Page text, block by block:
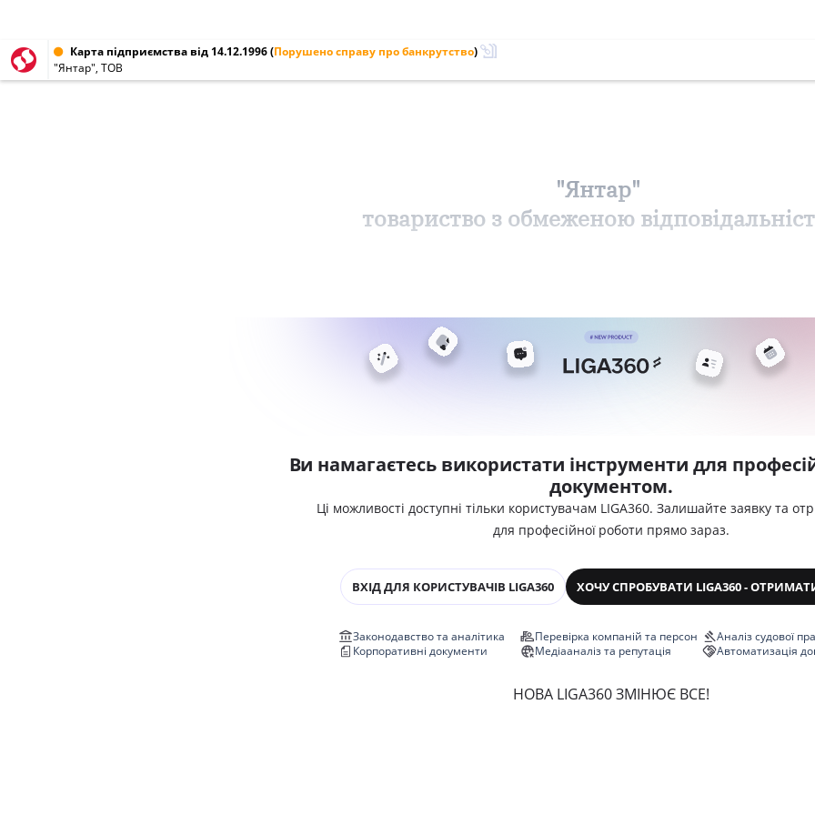
Карта підприємства від 14.12.1996(Порушено справу про банкрутство)
"Янтар", ТОВ
"Янтар"
товариство з обмеженою
Ви намагаєтесь використати інструменти для
документом.
Ці можливості доступні тільки користувачам LIGA360. Залишайте заявку та
для професійної роботи прямо зараз.
ВХІД ДЛЯ КОРИСТУВАЧІВ LIGA360 ХОЧУ СПРОБУВАТИ LIGA360 -
Законодавство та аналітика
Корпоративні документи
Перевірка компаній та персон
Медіааналіз та репутація
Аналіз судової
Автоматизація
НОВА LIGA360 ЗМІНЮЄ ВСЕ!